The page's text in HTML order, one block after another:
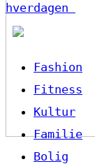
hverdagen
Fashion
Fitness
Kultur
Familie
Bolig